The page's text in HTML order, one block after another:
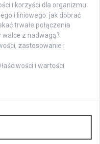
i korzyści dla organizmu
i liniowego: jak dobrać
trwałe połączenia
walce z nadwagą?
zastosowanie i
i wartości